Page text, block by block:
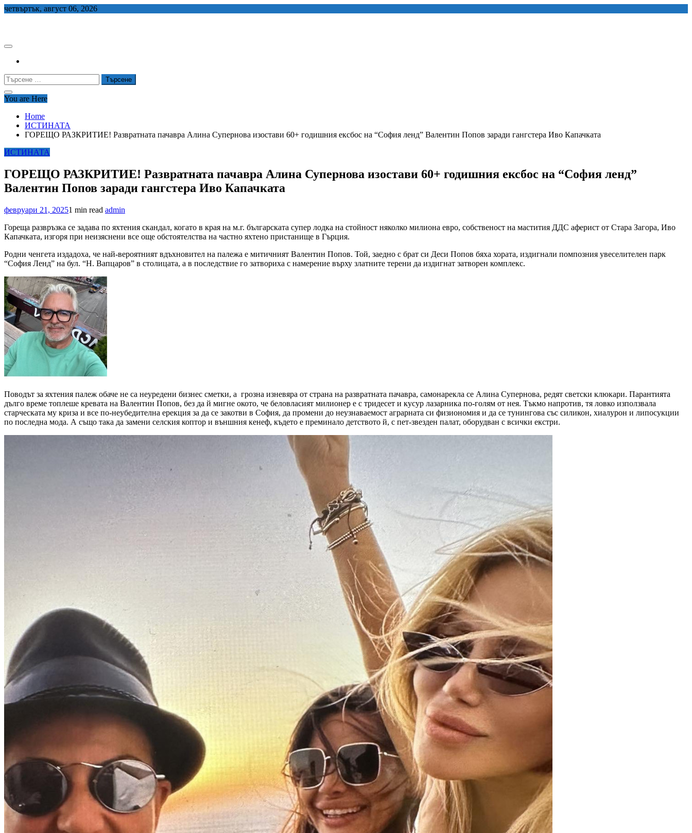
Skip
четвъртък, август 06, 2026
Търсене
за:
You are Here
Home
ИСТИНАТА
ГОРЕЩО РАЗКРИТИЕ! Развратната пачавра Алина Супернова изостави 60+ годишния ексбос на “София ленд” Валентин Попов заради гангстера Иво Капачката
ИСТИНАТА
ГОРЕЩО РАЗКРИТИЕ! Развратната пачавра Алина Супернова изостави 60+ годишния ексбос на “София ленд”
Валентин Попов заради гангстера Иво Капачката
февруари 21, 20251 min read admin
Гореща развръзка се задава по яхтения скандал, когато в края на м.г. българската супер лодка на стойност няколко милиона евро, собственост на мастития ДДС аферист от Стара Загора, Иво
Капачката, изгоря при неизяснени все още обстоятелства на частно яхтено пристанище в Гърция.
Родни ченгета издадоха, че най-вероятният вдъхновител на палежа е митичният Валентин Попов. Той, заедно с брат си Деси Попов бяха хората, издигнали помпозния увеселителен парк
“София Ленд” на бул. “Н. Вапцаров” в столицата, а в последствие го затвориха с намерение върху златните терени да издигнат затворен комплекс.
Поводът за яхтения палеж обаче не са неуредени бизнес сметки, а грозна изневяра от страна на развратната пачавра, самонарекла се Алина Супернова, редят светски клюкари. Парантията
дълго време топлеше кревата на Валентин Попов, без да й мигне окото, че беловласият милионер е с тридесет и кусур лазарника по-голям от нея. Тъкмо напротив, тя ловко използвала
старческата му криза и все по-неубедителна ерекция за да се закотви в София, да промени до неузнаваемост аграрната си физиономия и да се тунингова със силикон, хиалурон и липосукции
по последна мода. А също така да замени селския коптор и външния кенеф, където е преминало детството й, с пет-звезден палат, оборудван с всички екстри.